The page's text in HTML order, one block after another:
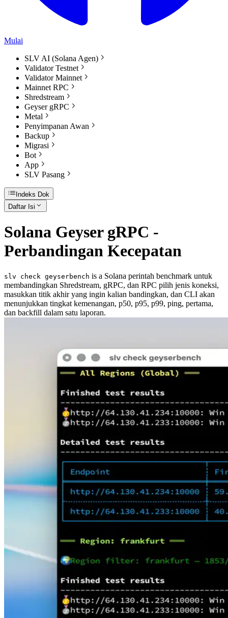
Mulai
SLV AI (Solana Agen)
Validator Testnet
Validator Mainnet
Mainnet RPC
Shredstream
Geyser gRPC
Metal
Penyimpanan Awan
Backup
Migrasi
Bot
App
SLV Pasang
Indeks Dok
Daftar Isi
Solana Geyser gRPC -
Perbandingan Kecepatan
slv check geyserbench is a Solana perintah benchmark untuk
membandingkan Shredstream, gRPC, dan RPC pilih jenis koneksi,
masukkan titik akhir yang ingin kalian bandingkan, dan CLI akan
menunjukkan tingkat kemenangan, p50, p95, p99, ping, pertama,
dan backfill dalam satu laporan.